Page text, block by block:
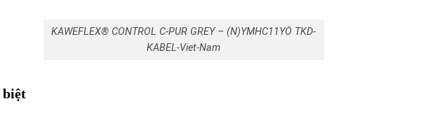
KAWEFLEX® CONTROL C-PUR GREY – (N)YMHC11YÖ TKD-
KABEL-Viet-Nam
biệt